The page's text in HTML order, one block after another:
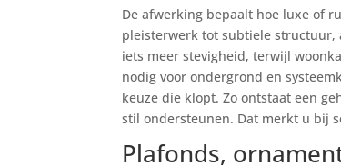
De afwerking bepaalt hoe luxe of
pleisterwerk tot subtiele structuur,
iets meer stevigheid, terwijl
nodig voor ondergrond en
keuze die klopt. Zo ontstaat een
stil ondersteunen. Dat merkt u bij
Plafonds,